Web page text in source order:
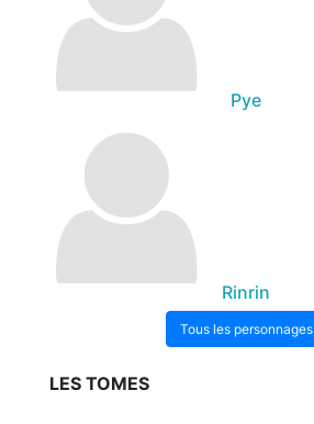
Pye
Rinrin
Tous les personnages
LES TOMES